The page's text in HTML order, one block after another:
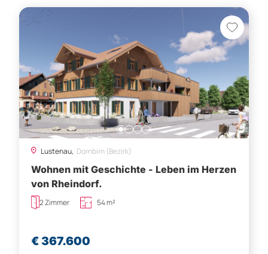
Lustenau, Dornbirn (Bezirk)
Wohnen mit Geschichte - Leben im Herzen
von Rheindorf.
2 Zimmer 54 m²
€ 367.600